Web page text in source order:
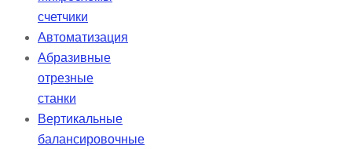
счетчики
Автоматизация
Абразивные
отрезные
станки
Вертикальные
балансировочные